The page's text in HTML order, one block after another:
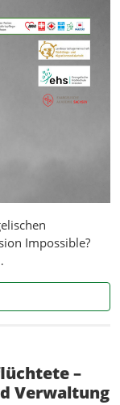
Impossible?
Possible –
–
Verwaltung